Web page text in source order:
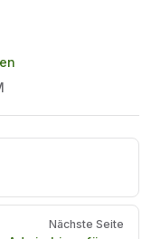
Nächste Seite